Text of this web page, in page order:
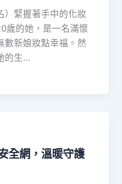
）緊握著手中的化妝
歲的她，是一名滿懷
數新娘妝點幸福。然
的生…
全網，溫暖守護